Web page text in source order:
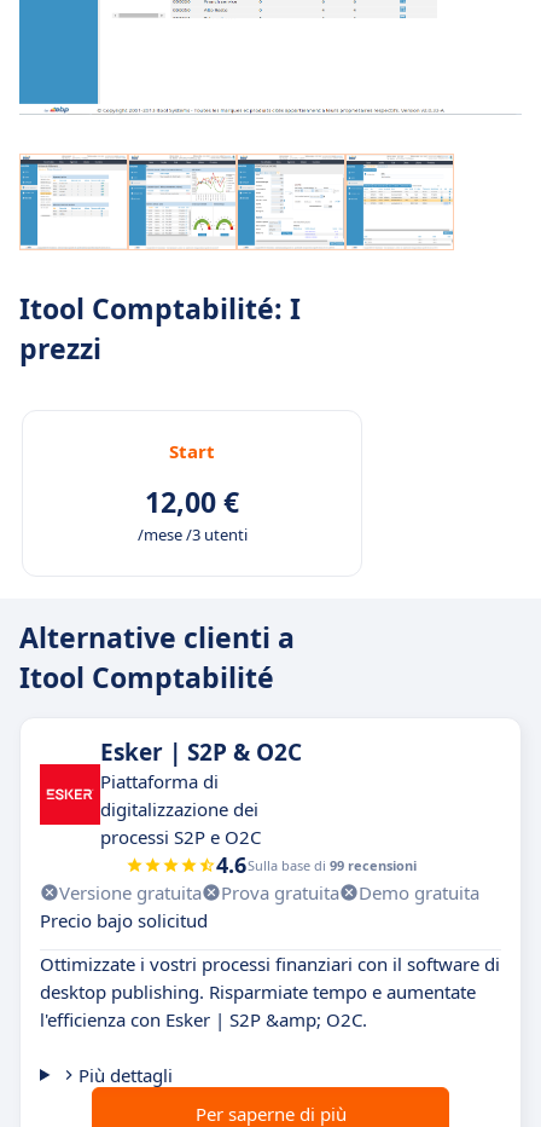
Itool Comptabilité: I
prezzi
Start
12,00 €
/mese /3 utenti
Alternative clienti a
Itool Comptabilité
Esker | S2P & O2C
Piattaforma di
digitalizzazione dei
processi S2P e O2C
4.6Sulla base di 99 recensioni
Versione gratuita Prova gratuita
Demo gratuita
Precio bajo solicitud
Ottimizzate i vostri processi finanziari con il software di
desktop publishing. Risparmiate tempo e aumentate
l'efficienza con Esker | S2P &amp; O2C.
Più dettagli
Per saperne di più